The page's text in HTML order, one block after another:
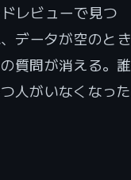
レビューで見つ
データが空のとき
質問が消える。誰
人がいなくなった